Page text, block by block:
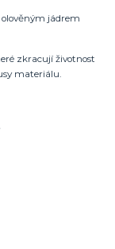
jádrem
zkracují životnost
materiálu.